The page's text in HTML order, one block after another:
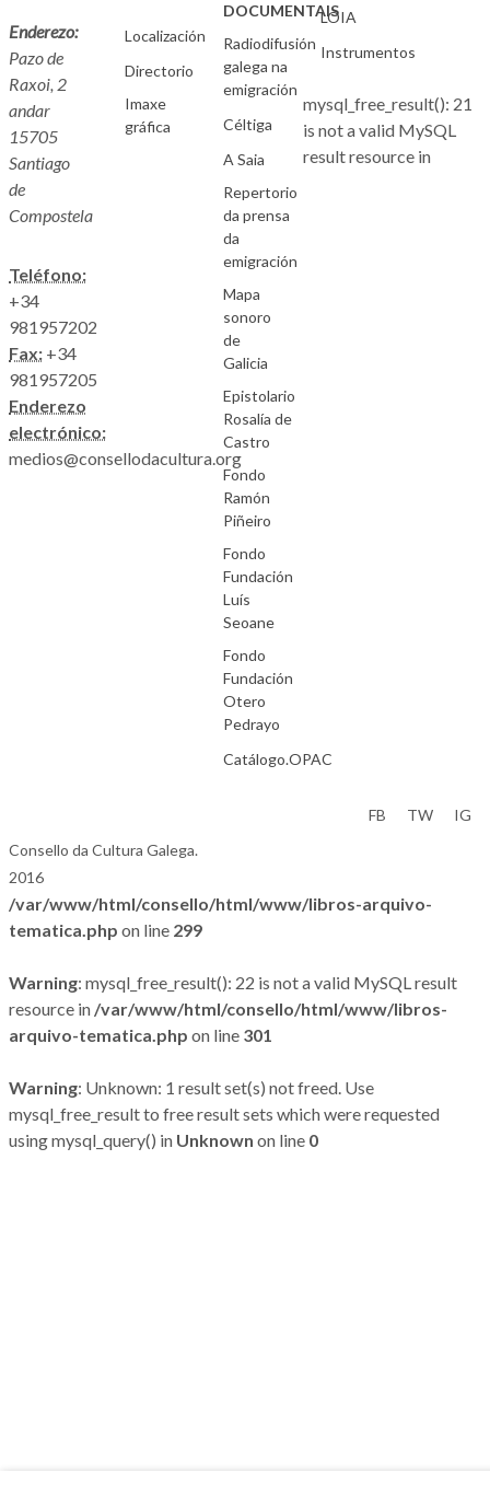
Enderezo:
Pazo de
Raxoi, 2
andar
15705
Santiago
de
Compostela
Teléfono:
+34
981957202
Fax: +34
981957205
Enderezo
electrónico:
medios@consellodacultura.org
Localización
Directorio
Imaxe
gráfica
DOCUMENTAIS
Radiodifusión
galega na
emigración
Céltiga
A Saia
Repertorio
da prensa
da
emigración
Mapa
sonoro
de
Galicia
Epistolario
Rosalía de
Castro
Fondo
Ramón
Piñeiro
Fondo
Fundación
Luís
Seoane
Fondo
Fundación
Otero
Pedrayo
Catálogo.OPAC
LOIA
Instrumentos
Consello da Cultura Galega.
2016
FB TW IG
mysql_free_result(): 21
is not a valid MySQL
result resource in
/var/www/html/consello/html/www/libros-arquivo-
tematica.php on line 299
Warning: mysql_free_result(): 22 is not a valid MySQL result
resource in /var/www/html/consello/html/www/libros-
arquivo-tematica.php on line 301
Warning: Unknown: 1 result set(s) not freed. Use
mysql_free_result to free result sets which were requested
using mysql_query() in Unknown on line 0